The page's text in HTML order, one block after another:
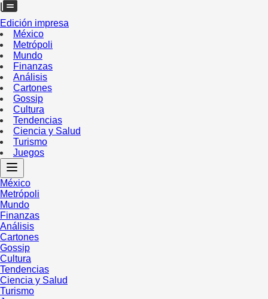
Edición impresa
México
Metrópoli
Mundo
Finanzas
Análisis
Cartones
Gossip
Cultura
Tendencias
Ciencia y Salud
Turismo
Juegos
México
Metrópoli
Mundo
Finanzas
Análisis
Cartones
Gossip
Cultura
Tendencias
Ciencia y Salud
Turismo